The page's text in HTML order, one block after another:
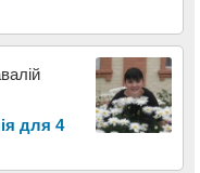
для 4